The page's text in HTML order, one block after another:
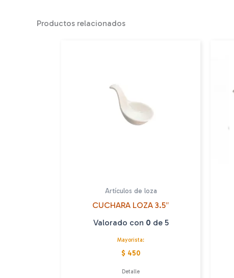
Productos relacionados
Artículos de loza
CUCHARA LOZA 3.5″
Valorado con 0 de 5
Mayorista:
$ 450
Detalle